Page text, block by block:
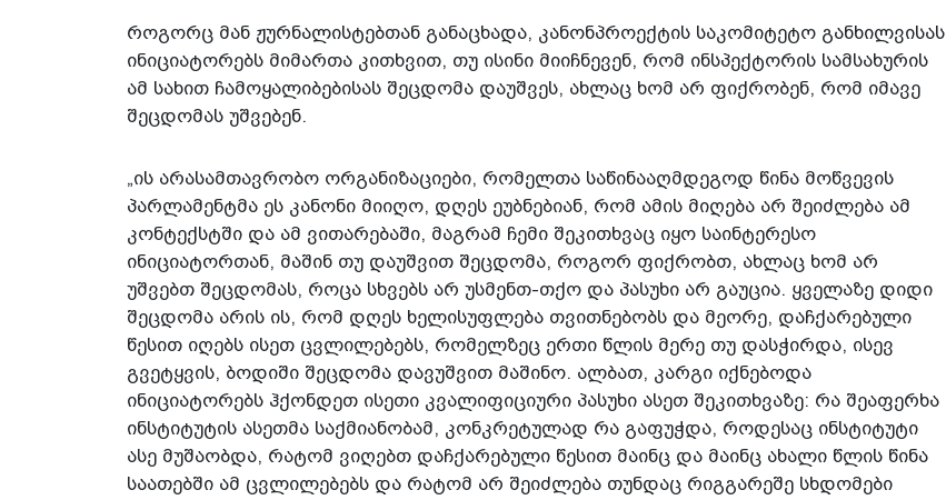
როგორც მან ჟურნალისტებთან განაცხადა, კანონპროექტის საკომიტეტო განხილვისას
ინიციატორებს მიმართა კითხვით, თუ ისინი მიიჩნევენ, რომ ინსპექტორის სამსახურის
ამ სახით ჩამოყალიბებისას შეცდომა დაუშვეს, ახლაც ხომ არ ფიქრობენ, რომ იმავე
შეცდომას უშვებენ.
„ის არასამთავრობო ორგანიზაციები, რომელთა საწინააღმდეგოდ წინა მოწვევის
პარლამენტმა ეს კანონი მიიღო, დღეს ეუბნებიან, რომ ამის მიღება არ შეიძლება ამ
კონტექსტში და ამ ვითარებაში, მაგრამ ჩემი შეკითხვაც იყო საინტერესო
ინიციატორთან, მაშინ თუ დაუშვით შეცდომა, როგორ ფიქრობთ, ახლაც ხომ არ
უშვებთ შეცდომას, როცა სხვებს არ უსმენთ-თქო და პასუხი არ გაუცია. ყველაზე დიდი
შეცდომა არის ის, რომ დღეს ხელისუფლება თვითნებობს და მეორე, დაჩქარებული
წესით იღებს ისეთ ცვლილებებს, რომელზეც ერთი წლის მერე თუ დასჭირდა, ისევ
გვეტყვის, ბოდიში შეცდომა დავუშვით მაშინო. ალბათ, კარგი იქნებოდა
ინიციატორებს ჰქონდეთ ისეთი კვალიფიციური პასუხი ასეთ შეკითხვაზე: რა შეაფერხა
ინსტიტუტის ასეთმა საქმიანობამ, კონკრეტულად რა გაფუჭდა, როდესაც ინსტიტუტი
ასე მუშაობდა, რატომ ვიღებთ დაჩქარებული წესით მაინც და მაინც ახალი წლის წინა
საათებში ამ ცვლილებებს და რატომ არ შეიძლება თუნდაც რიგგარეშე სხდომები